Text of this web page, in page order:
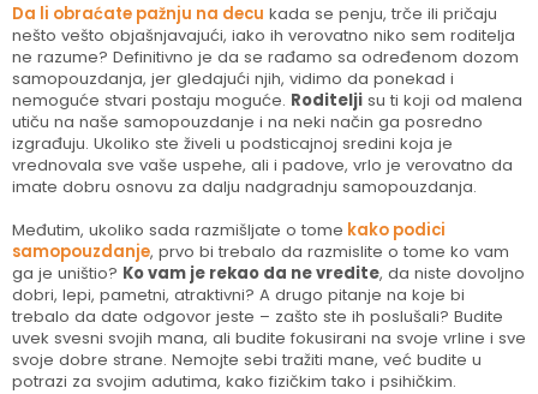
Da li obraćate pažnju na decu kada se penju, trče ili pričaju
nešto vešto objašnjavajući, iako ih verovatno niko sem roditelja
ne razume? Definitivno je da se rađamo sa određenom dozom
samopouzdanja, jer gledajući njih, vidimo da ponekad i
nemoguće stvari postaju moguće. Roditelji su ti koji od malena
utiču na naše samopouzdanje i na neki način ga posredno
izgrađuju. Ukoliko ste živeli u podsticajnoj sredini koja je
vrednovala sve vaše uspehe, ali i padove, vrlo je verovatno da
imate dobru osnovu za dalju nadgradnju samopouzdanja.
Međutim, ukoliko sada razmišljate o tome kako podici
samopouzdanje, prvo bi trebalo da razmislite o tome ko vam
ga je uništio? Ko vam je rekao da ne vredite, da niste dovoljno
dobri, lepi, pametni, atraktivni? A drugo pitanje na koje bi
trebalo da date odgovor jeste – zašto ste ih poslušali? Budite
uvek svesni svojih mana, ali budite fokusirani na svoje vrline i sve
svoje dobre strane. Nemojte sebi tražiti mane, već budite u
potrazi za svojim adutima, kako fizičkim tako i psihičkim.